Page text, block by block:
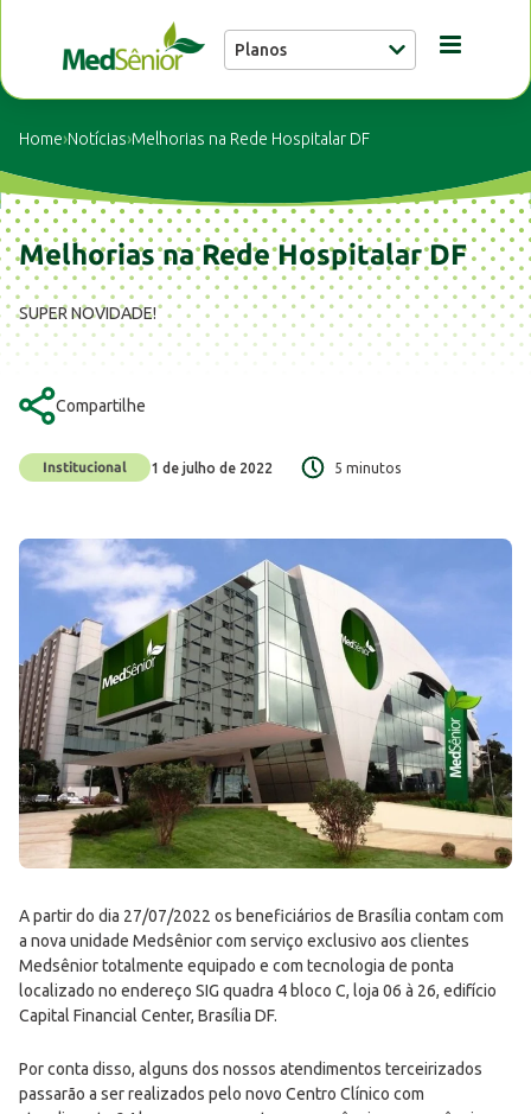
Planos
Unidades
Home›Notícias›Melhorias na Rede Hospitalar DF
Melhorias na Rede Hospitalar DF
SUPER NOVIDADE!
Compartilhe
1 de julho de 2022 5 minutos
Institucional
A partir do dia 27/07/2022 os beneficiários de Brasília contam com
a nova unidade Medsênior com serviço exclusivo aos clientes
Medsênior totalmente equipado e com tecnologia de ponta
localizado no endereço SIG quadra 4 bloco C, loja 06 à 26, edifício
Capital Financial Center, Brasília DF.
Por conta disso, alguns dos nossos atendimentos terceirizados
passarão a ser realizados pelo novo Centro Clínico com